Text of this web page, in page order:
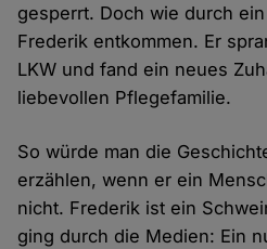
gesperrt. Doch wie durch
Frederik entkommen. Er
LKW und fand ein neues
liebevollen Pflegefamilie.
So würde man die
erzählen, wenn er ein
nicht. Frederik ist ein
ging durch die Medien: Ein